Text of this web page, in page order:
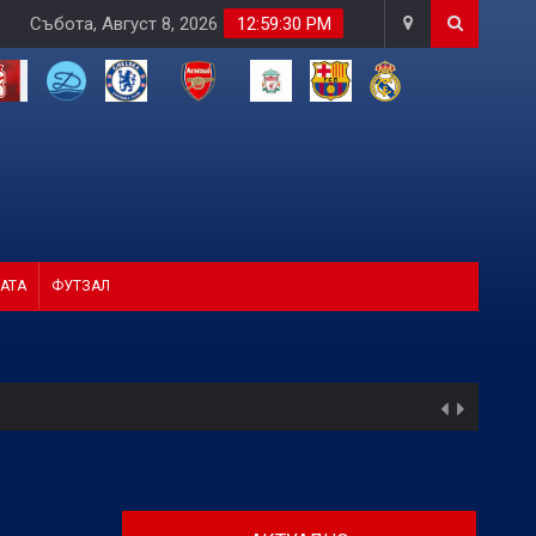
12:59:31 PM
Събота, Август 8, 2026
ФУТЗАЛ